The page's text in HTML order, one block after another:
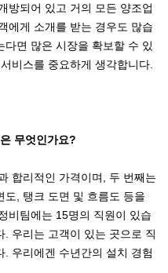
방되어 있고 거의 모든 양조업
에게 소개를 받는 경우도 많습
면 많은 시장을 확보할 수 있
비스를 중요하게 생각합니다.
무엇인가요?
합리적인 가격이며, 두 번째는
도, 탱크 도면 및 흐름도 등을
비팀에는 15명의 직원이 있습
우리는 고객이 있는 곳으로 직
우리에겐 수년간의 설치 경험